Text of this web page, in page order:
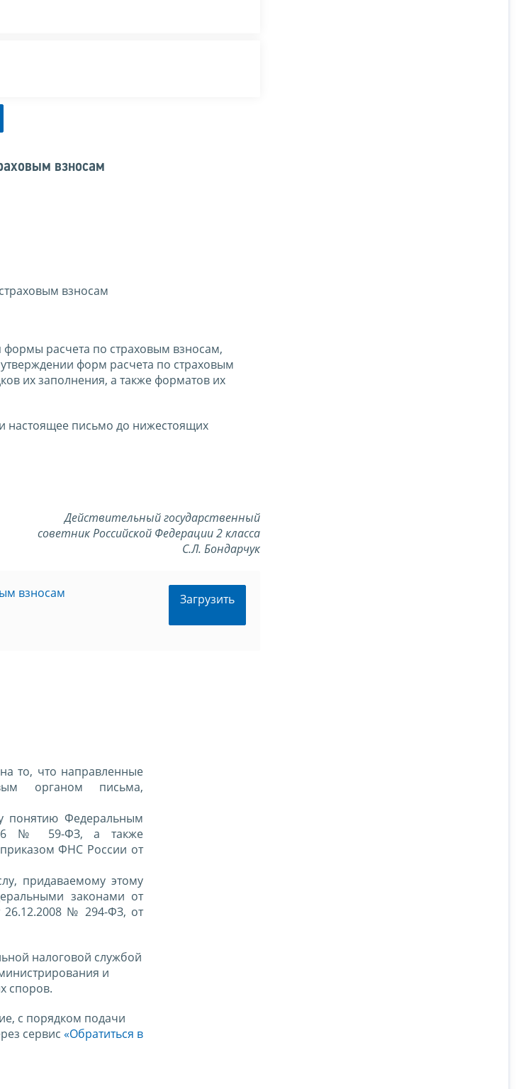
взносам
взносам
расчета по страховым взносам,
форм расчета по страховым
их заполнения, а также форматов их
настоящее письмо до нижестоящих
Действительный государственный
советник Российской Федерации 2 класса
С.Л. Бондарчук
взносам Загрузить
то, что направленные
органом письма,
понятию Федеральным
№ 59-ФЗ, а также
ФНС России от
придаваемому этому
законами от
№ 294-ФЗ, от
налоговой службой
и
споров.
с порядком подачи
сервис «Обратиться в